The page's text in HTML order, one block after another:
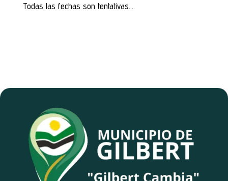
Todas las fechas son tentativas….